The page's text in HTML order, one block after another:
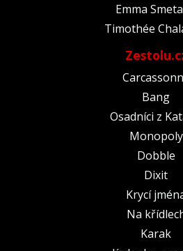
Emma
Timothée
Bang
Osadníci z
Monopoly
Dobble
Dixit
Krycí
Na
Karak